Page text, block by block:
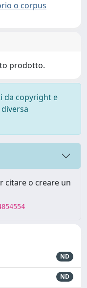
o corpus
prodotto.
da copyright e
citare o creare un
ND
ND